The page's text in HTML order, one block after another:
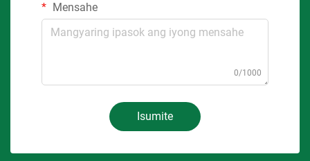
Mensahe
0/1000
Isumite